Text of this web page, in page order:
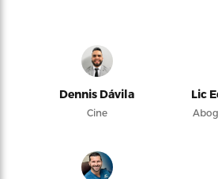
Dennis Dávila
Cine
Lic